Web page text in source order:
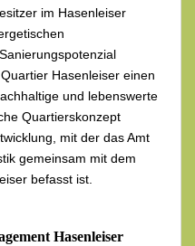
im Hasenleiser
Hasenleiser einen
und lebenswerte
Quartierskonzept
mit der das Amt
gemeinsam mit dem
befasst ist.
Hasenleiser